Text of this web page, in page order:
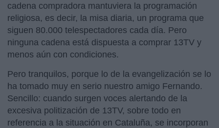
cadena compradora mantuviera la programación
religiosa, es decir, la misa diaria, un programa que
siguen 80.000 telespectadores cada día. Pero
ninguna cadena está dispuesta a comprar 13TV y
menos aún con condiciones.
Pero tranquilos, porque lo de la evangelización se lo
ha tomado muy en serio nuestro amigo Fernando.
Sencillo: cuando surgen voces alertando de la
excesiva politización de 13TV, sobre todo en
referencia a la situación en Cataluña, se incorporan